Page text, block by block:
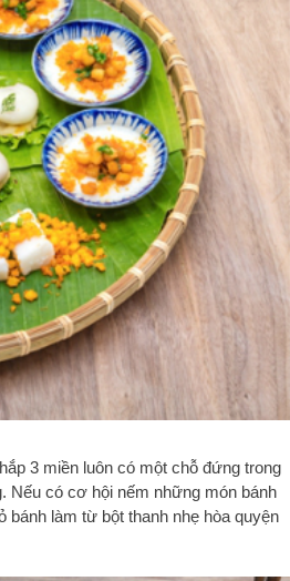
3 miền luôn có một chỗ đứng trong
Nếu có cơ hội nếm những món bánh
bánh làm từ bột thanh nhẹ hòa quyện